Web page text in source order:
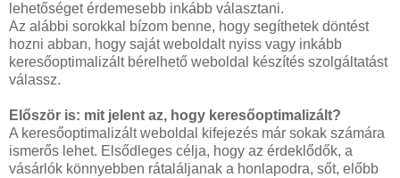
lehetőséget érdemesebb inkább választani.
Az alábbi sorokkal bízom benne, hogy segíthetek döntést
hozni abban, hogy saját weboldalt nyiss vagy inkább
keresőoptimalizált bérelhető weboldal készítés szolgáltatást
válassz.
Először is: mit jelent az, hogy keresőoptimalizált?
A keresőoptimalizált weboldal kifejezés már sokak számára
ismerős lehet. Elsődleges célja, hogy az érdeklődők, a
vásárlók könnyebben rátaláljanak a honlapodra, sőt, előbb